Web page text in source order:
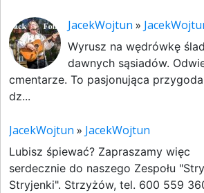
JacekWojtun »
Wyrusz na wędrówkę
dawnych sąsiadów.
cmentarze. To pasjonująca
dz...
JacekWojtun » JacekWojtun
Lubisz śpiewać? Zapraszamy więc
serdecznie do naszego Zespołu
Stryjenki". Strzyżów, tel. 600 559